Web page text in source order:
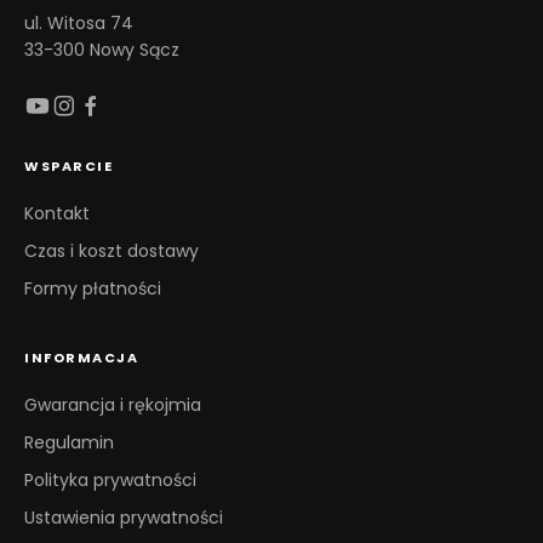
ul. Witosa 74
33-300 Nowy Sącz
WSPARCIE
Kontakt
Czas i koszt dostawy
Formy płatności
INFORMACJA
Gwarancja i rękojmia
Regulamin
Polityka prywatności
Ustawienia prywatności